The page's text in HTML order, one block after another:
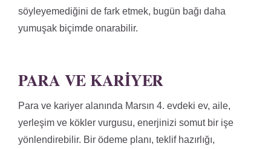
söyleyemediğini de fark etmek, bugün bağı daha
yumuşak biçimde onarabilir.
PARA VE KARIYER
Para ve kariyer alanında Marsın 4. evdeki ev, aile,
yerleşim ve kökler vurgusu, enerjinizi somut bir işe
yönlendirebilir. Bir ödeme planı, teklif hazırlığı,